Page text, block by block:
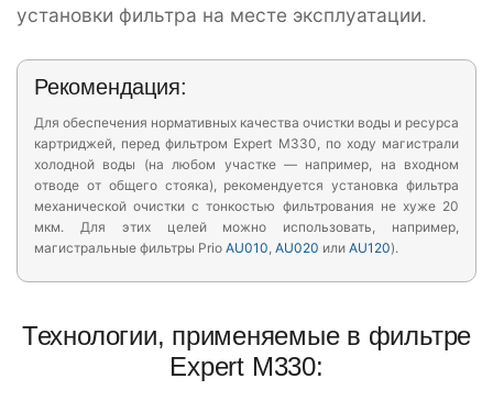
установки фильтра на месте эксплуатации.
Рекомендация:
Для обеспечения нормативных качества очистки воды и ресурса
картриджей, перед фильтром Expert M330, по ходу магистрали
холодной воды (на любом участке — например, на входном
отводе от общего стояка), рекомендуется установка фильтра
механической очистки с тонкостью фильтрования не хуже 20
мкм. Для этих целей можно использовать, например,
магистральные фильтры Prio AU010 AU020 или AU120).
Технологии, применяемые в фильтре
Expert M330: